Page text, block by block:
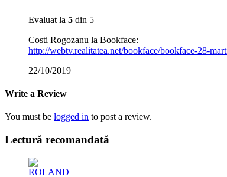
Evaluat la 5 din 5
Costi Rogozanu la Bookface:
http://webtv.realitatea.net/bookface/bookface-28-
22/10/2019
Write a Review
You must be logged in to post a review.
Lectură recomandată